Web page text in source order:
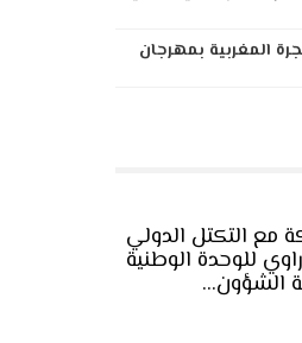
المغربية بمهرجان
مع التكتل الدولي
للوحدة الوطنية
الشؤون…